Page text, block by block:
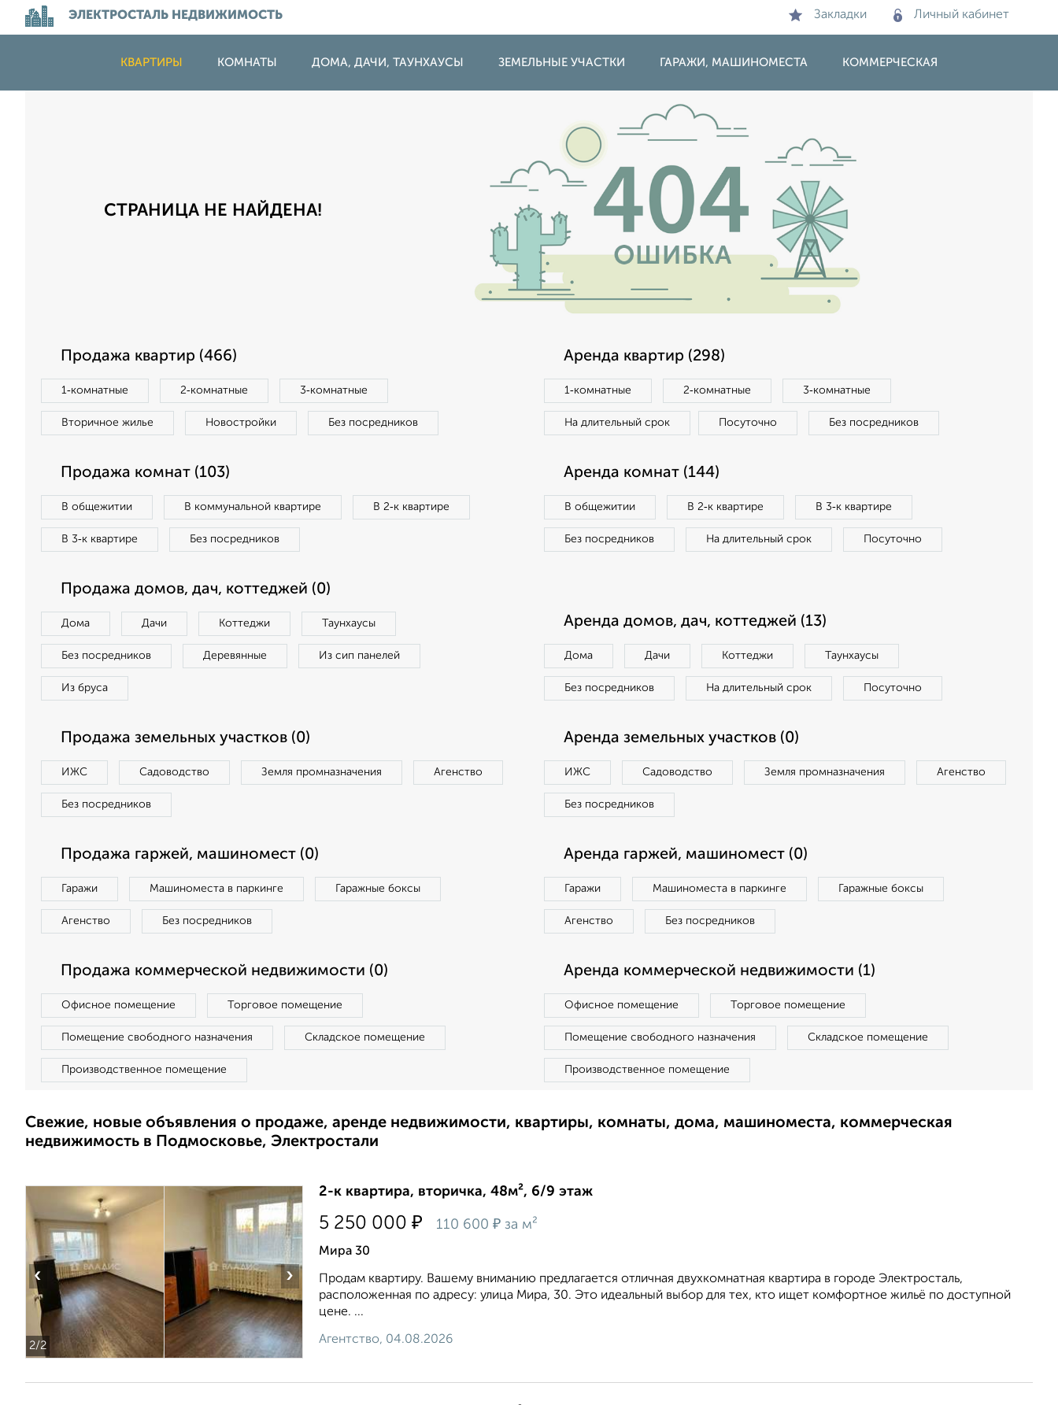
ЭЛЕКТРОСТАЛЬ НЕДВИЖИМОСТЬ Закладки Личный кабинет
КВАРТИРЫ КОМНАТЫ ДОМА, ДАЧИ, ТАУНХАУСЫ ЗЕМЕЛЬНЫЕ УЧАСТКИ ГАРАЖИ, МАШИНОМЕСТА КОММЕРЧЕСКАЯ
СТРАНИЦА НЕ НАЙДЕНА!
Продажа квартир (466)
1‑комнатные 2‑комнатные 3‑комнатные
Вторичное жилье Новостройки Без посредников
Аренда квартир (298)
1‑комнатные 2‑комнатные 3‑комнатные
На длительный срок Посуточно Без посредников
Продажа комнат (103)
В общежитии В коммунальной квартире В 2‑к квартире
В 3‑к квартире Без посредников
Аренда комнат (144)
В общежитии В 2‑к квартире В 3‑к квартире
Без посредников На длительный срок Посуточно
Продажа домов, дач, коттеджей (0)
Дома Дачи Коттеджи Таунхаусы
Без посредников Деревянные Из сип панелей
Из бруса
Аренда домов, дач, коттеджей (13)
Дома Дачи Коттеджи Таунхаусы
Без посредников На длительный срок Посуточно
Продажа земельных участков (0)
ИЖС Садоводство Земля промназначения Агенство
Без посредников
Аренда земельных участков (0)
ИЖС Садоводство Земля промназначения Агенство
Без посредников
Продажа гаржей, машиномест (0)
Гаражи Машиноместа в паркинге Гаражные боксы
Агенство Без посредников
Аренда гаржей, машиномест (0)
Гаражи Машиноместа в паркинге Гаражные боксы
Агенство Без посредников
Продажа коммерческой недвижимости (0)
Офисное помещение Торговое помещение
Помещение свободного назначения Складское помещение
Производственное помещение
Аренда коммерческой недвижимости (1)
Офисное помещение Торговое помещение
Помещение свободного назначения Складское помещение
Производственное помещение
Свежие, новые объявления о продаже, аренде недвижимости, квартиры, комнаты, дома, машиноместа, коммерческая
недвижимость в Подмосковье, Электростали
2/2
‹ ›
2-к квартира, вторичка, 48м², 6/9 этаж
5 250 000 ₽ 110 600 ₽ за м²
Мира 30
Продам квартиру. Вашему вниманию предлагается отличная двухкомнатная квартира в городе Электросталь,
расположенная по адресу: улица Мира, 30. Это идеальный выбор для тех, кто ищет комфортное жильё по доступной
цене. ...
Агентство, 04.08.2026